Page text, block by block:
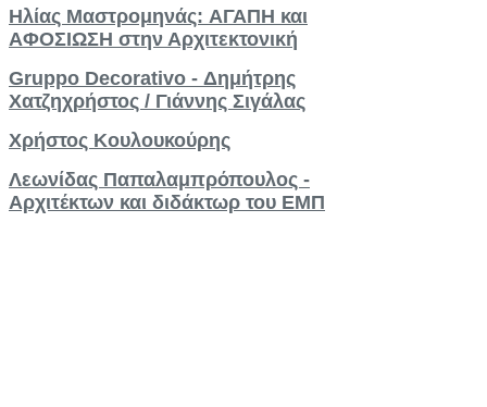
Ηλίας Μαστρομηνάς: AΓΑΠΗ και
ΑΦΟΣΙΩΣΗ στην Αρχιτεκτονική
Gruppo Decorativo - Δημήτρης
Χατζηχρήστος / Γιάννης Σιγάλας
Χρήστος Κουλουκούρης
Λεωνίδας Παπαλαμπρόπουλος -
Αρχιτέκτων και διδάκτωρ του ΕΜΠ